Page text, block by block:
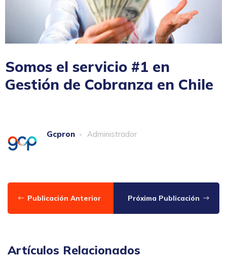
Somos el servicio #1 en
Gestión de Cobranza en Chile
gcpron
Publicación Anterior Próxima Publicación
Artículos Relacionados